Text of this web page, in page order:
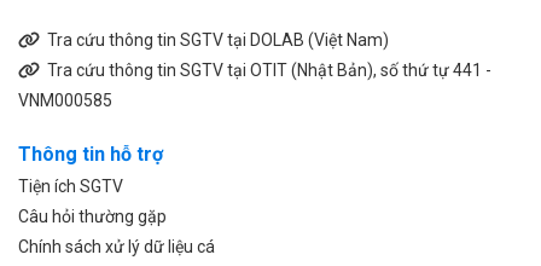
Tra cứu thông tin SGTV tại DOLAB (Việt Nam)
Tra cứu thông tin SGTV tại OTIT (Nhật Bản), số thứ tự 441 -
VNM000585
Thông tin hỗ trợ
Tiện ích SGTV
Câu hỏi thường gặp
Chính sách xử lý dữ liệu cá